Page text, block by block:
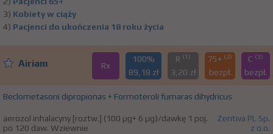
3) Kobiety w ciąży
4) Pacjenci do ukończenia 18 roku życia
Airiam Rx
100%
89,18 zł
R (1)
3,20 zł
75+ (2)
bezpł.
C (3)
bezpł.
Beclometasoni dipropionas + Formoteroli fumaras dihydricus
aerozol inhalacyny [roztw.] (100 µg+ 6 µg)/dawkę 1 poj.
po 120 daw. Wziewnie
Zentiva PL Sp.
z o.o.